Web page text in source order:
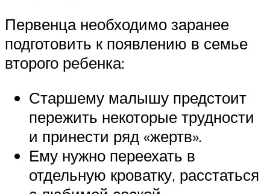
Первенца необходимо заранее
подготовить к появлению в семье
второго ребенка:
Старшему малышу предстоит
пережить некоторые трудности
и принести ряд «жертв».
Ему нужно переехать в
отдельную кроватку, расстаться